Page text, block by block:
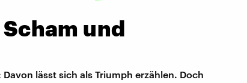
und
lässt sich als Triumph erzählen. Doch